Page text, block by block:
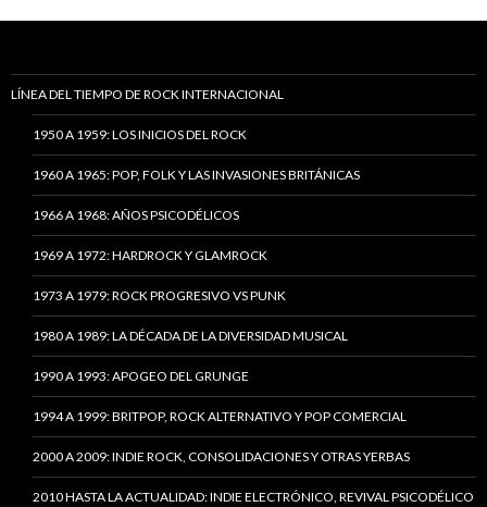
LÍNEA DEL TIEMPO DE ROCK INTERNACIONAL
1950 A 1959: LOS INICIOS DEL ROCK
1960 A 1965: POP, FOLK Y LAS INVASIONES BRITÁNICAS
1966 A 1968: AÑOS PSICODÉLICOS
1969 A 1972: HARDROCK Y GLAMROCK
1973 A 1979: ROCK PROGRESIVO VS PUNK
1980 A 1989: LA DÉCADA DE LA DIVERSIDAD MUSICAL
1990 A 1993: APOGEO DEL GRUNGE
1994 A 1999: BRITPOP, ROCK ALTERNATIVO Y POP COMERCIAL
2000 A 2009: INDIE ROCK, CONSOLIDACIONES Y OTRAS YERBAS
2010 HASTA LA ACTUALIDAD: INDIE ELECTRÓNICO, REVIVAL PSICODÉLICO